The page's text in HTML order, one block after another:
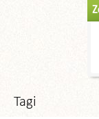
Tagi